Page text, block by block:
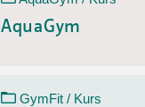
AquaGym
GymFit / Kurs